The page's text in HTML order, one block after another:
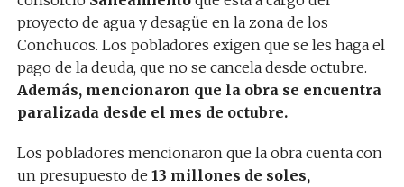
proyecto de agua y desagüe en la zona de los
Conchucos. Los pobladores exigen que se les haga el
pago de la deuda, que no se cancela desde octubre.
Además, mencionaron que la obra se encuentra
paralizada desde el mes de octubre.
Los pobladores mencionaron que la obra cuenta con
un presupuesto de 13 millones de soles,